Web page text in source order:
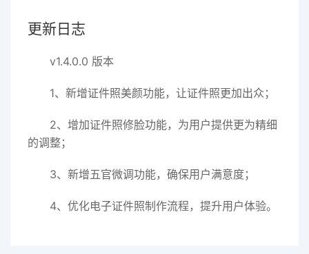
更新日志
v1.4.0.0 版本
1、新增证件照美颜功能，让证件照更加出众；
2、增加证件照修脸功能，为用户提供更为精细
的调整；
3、新增五官微调功能，确保用户满意度；
4、优化电子证件照制作流程，提升用户体验。